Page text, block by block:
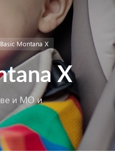
Montana X
X
и МО и